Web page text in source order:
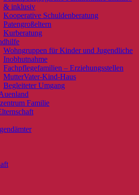
& inklusiv
Kooperative Schuldenberatung
Patengroßeltern
Kurberatung
Wohngruppen für Kinder und Jugendliche
Inobhutnahme
Fachpflegefamilien – Erziehungsstellen
MutterVater-Kind-Haus
Begleiteter Umgang
Familie